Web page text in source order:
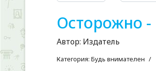
Осторожно -
Автор: Издатель
Категория: Будь внимателен